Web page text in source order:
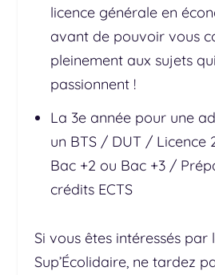
licence générale en
avant de pouvoir vous
pleinement aux sujets
passionnent !
La 3e année pour une
un BTS / DUT / Licence
Bac +2 ou Bac +3 /
crédits ECTS
Si vous êtes intéressés
Sup’Écolidaire, ne tardez